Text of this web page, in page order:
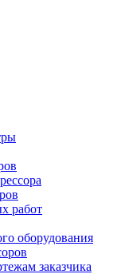
работ
оборудования
заказчика